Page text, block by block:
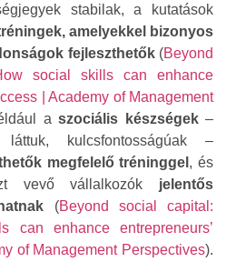
stabilak, a kutatások
amelyekkel bizonyos
fejleszthetők(Beyond
social skills can enhance
| Academy of Management
aszociális készségek–
kulcsfontosságúak –
megfelelő tréninggel , és
vevő vállalkozók jelentős
(Beyond social capital:
can enhance entrepreneurs’
of Management Perspectives).